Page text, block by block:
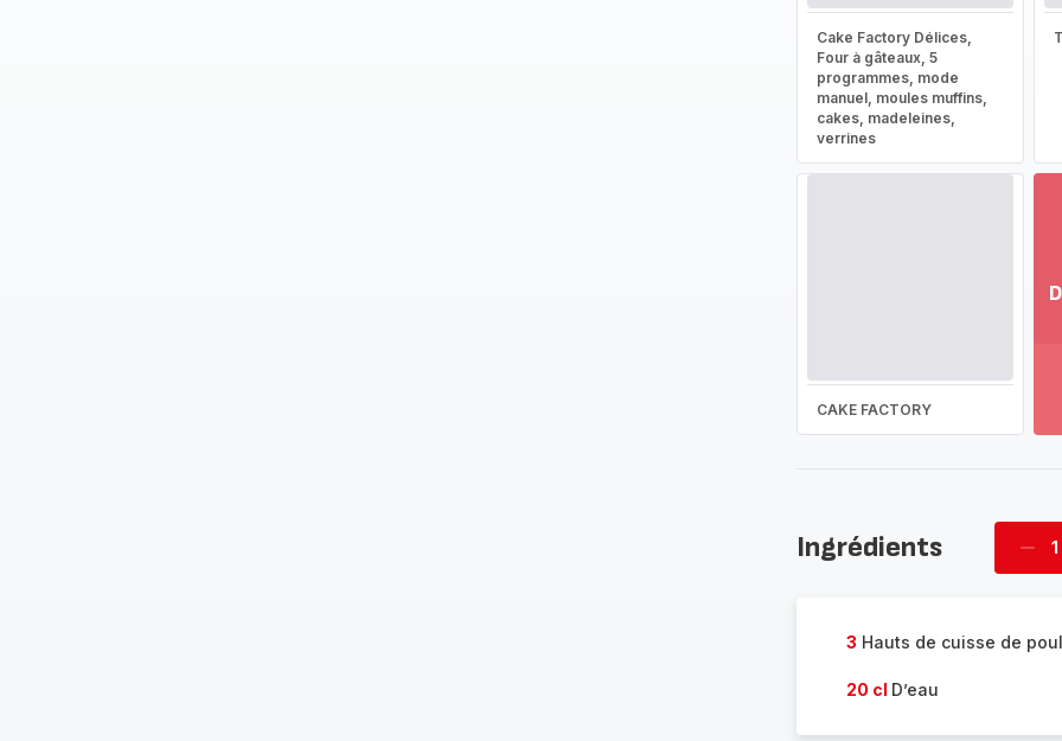
Cake Factory Délices,
Four à gâteaux, 5
programmes, mode
manuel, moules muffins,
cakes, madeleines,
verrines
CAKE FACTORY
la
Ingrédients
3 Hauts de cuisse de
20 cl D’eau